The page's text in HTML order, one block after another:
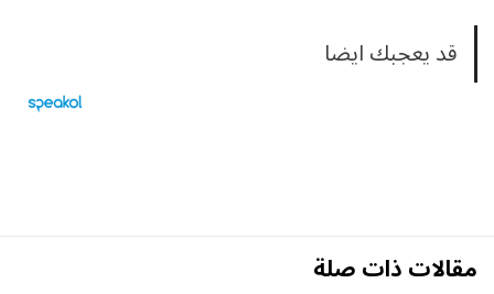
قد يعجبك ايضا
مقالات ذات صلة